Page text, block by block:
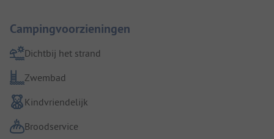
Campingvoorzieningen
Dichtbij het strand
Zwembad
Kindvriendelijk
Broodservice